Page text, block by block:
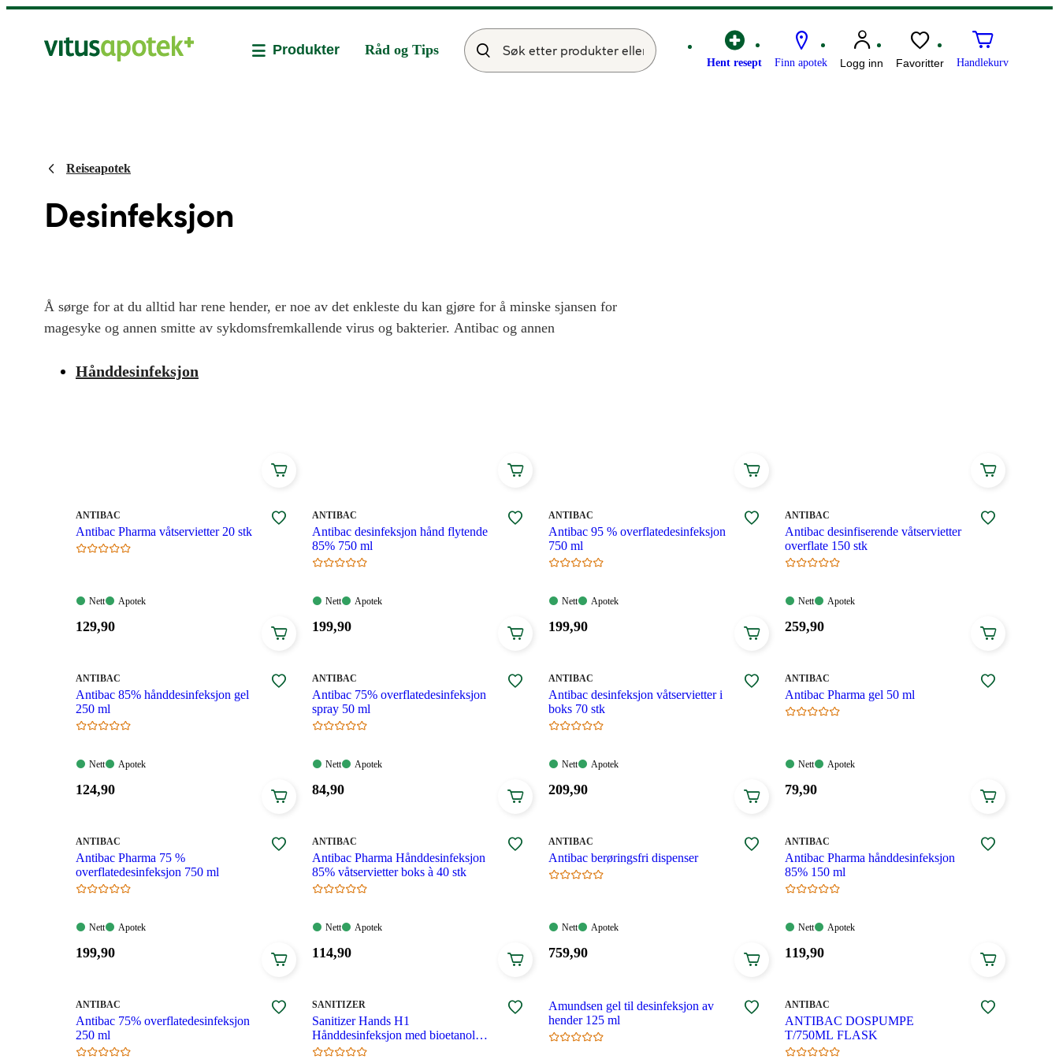
Hent resept Finn apotek Logg inn Favoritter Handlekurv
Produkter Råd og Tips
Reiseapotek
Desinfeksjon
Å sørge for at du alltid har rene hender, er noe av det enkleste du kan gjøre for å minske sjansen for
magesyke og annen smitte av sykdomsfremkallende virus og bakterier. Antibac og annen
farten, enten det er jobb eller reise. Hos Vitusapotek finner du et utvalg antibac og andre desinfiseringsmidler,
Hånddesinfeksjon
MERKE:
ANTIBAC
Antibac Pharma våtservietter 20 stk
Nett:
Nett
Apotek:
Apotek
Pris:
129,90
MERKE:
ANTIBAC
Antibac desinfeksjon hånd flytende
85% 750 ml
Nett:
Nett
Apotek:
Apotek
Pris:
199,90
MERKE:
ANTIBAC
Antibac 95 % overflatedesinfeksjon
750 ml
Nett:
Nett
Apotek:
Apotek
Pris:
199,90
MERKE:
ANTIBAC
Antibac desinfiserende våtservietter
overflate 150 stk
Nett:
Nett
Apotek:
Apotek
Pris:
259,90
MERKE:
ANTIBAC
Antibac 85% hånddesinfeksjon gel
250 ml
Nett:
Nett
Apotek:
Apotek
Pris:
124,90
MERKE:
ANTIBAC
Antibac 75% overflatedesinfeksjon
spray 50 ml
Nett:
Nett
Apotek:
Apotek
Pris:
84,90
MERKE:
ANTIBAC
Antibac desinfeksjon våtservietter i
boks 70 stk
Nett:
Nett
Apotek:
Apotek
Pris:
209,90
MERKE:
ANTIBAC
Antibac Pharma gel 50 ml
Nett:
Nett
Apotek:
Apotek
Pris:
79,90
MERKE:
ANTIBAC
Antibac Pharma 75 %
overflatedesinfeksjon 750 ml
Nett:
Nett
Apotek:
Apotek
Pris:
199,90
MERKE:
ANTIBAC
Antibac Pharma Hånddesinfeksjon
85% våtservietter boks à 40 stk
Nett:
Nett
Apotek:
Apotek
Pris:
114,90
MERKE:
ANTIBAC
Antibac berøringsfri dispenser
Nett:
Nett
Apotek:
Apotek
Pris:
759,90
MERKE:
ANTIBAC
Antibac Pharma hånddesinfeksjon
85% 150 ml
Nett:
Nett
Apotek:
Apotek
Pris:
119,90
MERKE:
ANTIBAC
Antibac 75% overflatedesinfeksjon
250 ml
MERKE:
SANITIZER
Sanitizer Hands H1
Hånddesinfeksjon med bioetanol
500 ml
Amundsen gel til desinfeksjon av
hender 125 ml
MERKE:
ANTIBAC
ANTIBAC DOSPUMPE
T/750ML FLASK